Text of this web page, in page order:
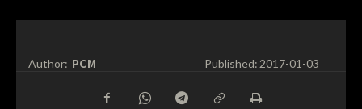
Author: PCM Published:2017-01-03